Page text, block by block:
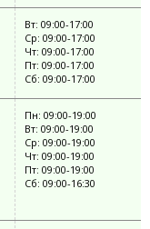
Вт: 09:00-17:00
Ср: 09:00-17:00
Чт: 09:00-17:00
Пт: 09:00-17:00
Сб: 09:00-17:00
Пн: 09:00-19:00
Вт: 09:00-19:00
Ср: 09:00-19:00
Чт: 09:00-19:00
Пт: 09:00-19:00
Сб: 09:00-16:30